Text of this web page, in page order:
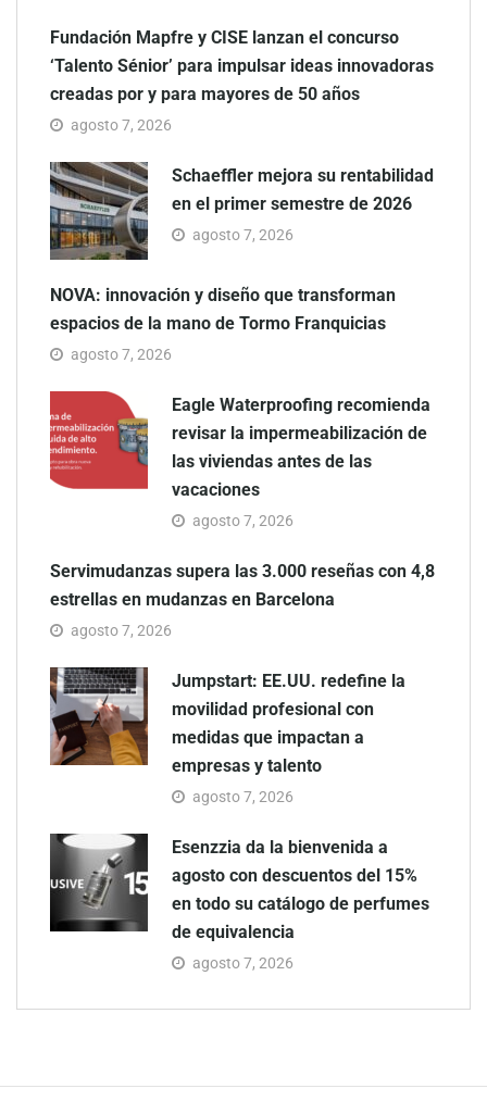
Fundación Mapfre y CISE lanzan el concurso
‘Talento Sénior’ para impulsar ideas innovadoras
creadas por y para mayores de 50 años
agosto 7, 2026
Schaeffler mejora su rentabilidad
en el primer semestre de 2026
agosto 7, 2026
NOVA: innovación y diseño que transforman
espacios de la mano de Tormo Franquicias
agosto 7, 2026
Eagle Waterproofing recomienda
revisar la impermeabilización de
las viviendas antes de las
vacaciones
agosto 7, 2026
Servimudanzas supera las 3.000 reseñas con 4,8
estrellas en mudanzas en Barcelona
agosto 7, 2026
Jumpstart: EE.UU. redefine la
movilidad profesional con
medidas que impactan a
empresas y talento
agosto 7, 2026
Esenzzia da la bienvenida a
agosto con descuentos del 15%
en todo su catálogo de perfumes
de equivalencia
agosto 7, 2026